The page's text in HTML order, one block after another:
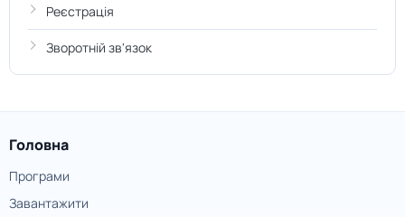
Реєстрація
Зворотній зв'язок
Головна
Програми
Завантажити